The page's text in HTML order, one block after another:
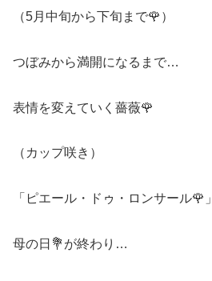
（5月中旬から下旬まで🌹）
つぼみから満開になるまで…
表情を変えていく薔薇🌹
（カップ咲き）
「ピエール・ドゥ・ロンサール🌹」
母の日💐が終わり…